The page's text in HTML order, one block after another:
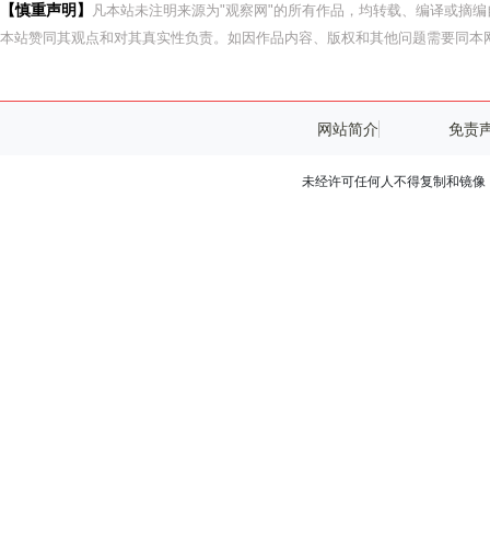
【慎重声明】
凡本站未注明来源为"观察网"的所有作品，均转载、编译或摘
本站赞同其观点和对其真实性负责。如因作品内容、版权和其他问题需要同本
网站简介 免责
未经许可任何人不得复制和镜